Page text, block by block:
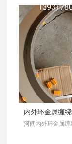
内外环金属缠
河间内外环金属缠